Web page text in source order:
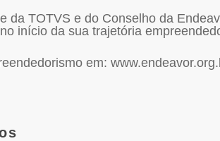
da TOTVS e do Conselho da
início da sua trajetória
em: